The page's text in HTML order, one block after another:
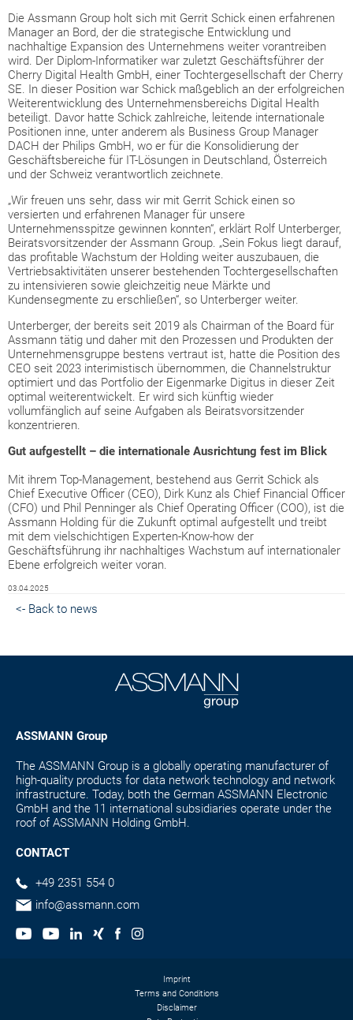
Die Assmann Group holt sich mit Gerrit Schick einen erfahrenen
Manager an Bord, der die strategische Entwicklung und
nachhaltige Expansion des Unternehmens weiter vorantreiben
wird. Der Diplom-Informatiker war zuletzt Geschäftsführer der
Cherry Digital Health GmbH, einer Tochtergesellschaft der Cherry
SE. In dieser Position war Schick maßgeblich an der erfolgreichen
Weiterentwicklung des Unternehmensbereichs Digital Health
beteiligt. Davor hatte Schick zahlreiche, leitende internationale
Positionen inne, unter anderem als Business Group Manager
DACH der Philips GmbH, wo er für die Konsolidierung der
Geschäftsbereiche für IT-Lösungen in Deutschland, Österreich
und der Schweiz verantwortlich zeichnete.
„Wir freuen uns sehr, dass wir mit Gerrit Schick einen so
versierten und erfahrenen Manager für unsere
Unternehmensspitze gewinnen konnten“, erklärt Rolf Unterberger,
Beiratsvorsitzender der Assmann Group. „Sein Fokus liegt darauf,
das profitable Wachstum der Holding weiter auszubauen, die
Vertriebsaktivitäten unserer bestehenden Tochtergesellschaften
zu intensivieren sowie gleichzeitig neue Märkte und
Kundensegmente zu erschließen“, so Unterberger weiter.
Unterberger, der bereits seit 2019 als Chairman of the Board für
Assmann tätig und daher mit den Prozessen und Produkten der
Unternehmensgruppe bestens vertraut ist, hatte die Position des
CEO seit 2023 interimistisch übernommen, die Channelstruktur
optimiert und das Portfolio der Eigenmarke Digitus in dieser Zeit
optimal weiterentwickelt. Er wird sich künftig wieder
vollumfänglich auf seine Aufgaben als Beiratsvorsitzender
konzentrieren.
Gut aufgestellt – die internationale Ausrichtung fest im Blick
Mit ihrem Top-Management, bestehend aus Gerrit Schick als
Chief Executive Officer (CEO), Dirk Kunz als Chief Financial Officer
(CFO) und Phil Penninger als Chief Operating Officer (COO), ist die
Assmann Holding für die Zukunft optimal aufgestellt und treibt
mit dem vielschichtigen Experten-Know-how der
Geschäftsführung ihr nachhaltiges Wachstum auf internationaler
Ebene erfolgreich weiter voran.
03.04.2025
<- Back to news
ASSMANN Group
The ASSMANN Group is a globally operating manufacturer of
high-quality products for data network technology and network
infrastructure. Today, both the German ASSMANN Electronic
GmbH and the 11 international subsidiaries operate under the
roof of ASSMANN Holding GmbH.
CONTACT
+49 2351 554 0
info@assmann.com
Imprint
Terms and Conditions
Disclaimer